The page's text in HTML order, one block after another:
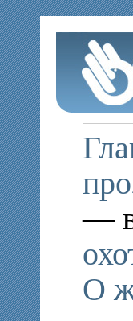
—
О